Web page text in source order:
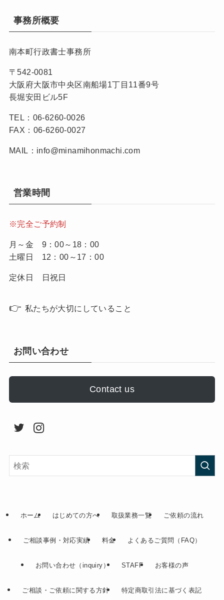
事務所概要
南本町行政書士事務所
〒542-0081
大阪府大阪市中央区南船場1丁目11番9号
長堀安田ビル5F
TEL：06-6260-0026
FAX：06-6260-0027
MAIL：info@minamihonmachi.com
営業時間
※完全ご予約制
月～金 9：00～18：00
土曜日 12：00～17：00
定休日 日祝日
👉 私たちが大切にしていること
お問い合わせ
Contact us
ホーム はじめての方へ 取扱業務一覧 ご依頼の流れ
ご相談事例・対応実績 料金 よくあるご質問（FAQ）
お問い合わせ（inquiry） STAFF お客様の声
ご相談・ご依頼に関する方針 特定商取引法に基づく表記